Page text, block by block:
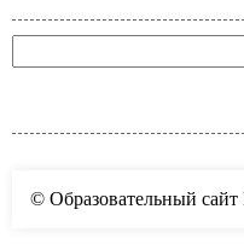
© Образовательный сайт